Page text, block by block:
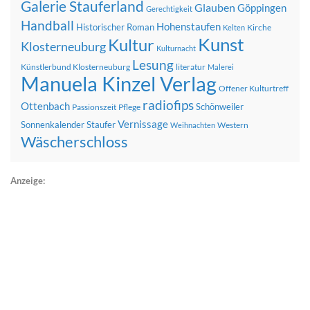
Galerie Stauferland Gerechtigkeit Glauben Göppingen
Handball Historischer Roman Hohenstaufen Kelten Kirche
Klosterneuburg Kultur Kulturnacht Kunst
Künstlerbund Klosterneuburg Lesung literatur Malerei
Manuela Kinzel Verlag Offener Kulturtreff
Ottenbach Passionszeit Pflege radiofipsSchönweiler
SonnenkalenderStauferVernissage Weihnachten Western
Wäscherschloss
Anzeige: